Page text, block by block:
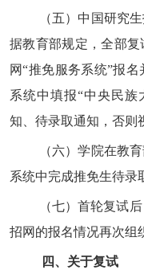
（五）中国研究
据教育部规定，全部
网“推免服务系统”报
系统中填报“中央民族
知、待录取通知，否则
（六）学院在教
系统中完成推免生待录
（七）首轮复试
招网的报名情况再次组
四、关于复试